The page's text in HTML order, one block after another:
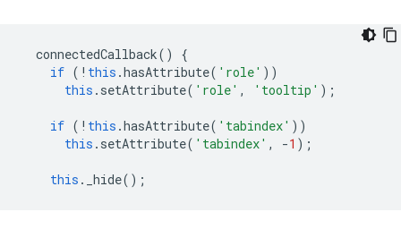
connectedCallback()
{
if ( ! this .hasAttribute( 'role' ))
this . setAttribute( 'role' , 'tooltip' );
if ( ! this .hasAttribute( 'tabindex' ))
this . setAttribute( 'tabindex' , -1 );
this . _hide();